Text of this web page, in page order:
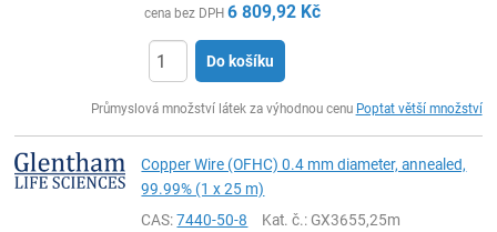
cena bez DPH 6 809,92 Kč
Do košíku
Průmyslová množství látek za výhodnou cenu Poptat větší množství
Copper Wire (OFHC) 0.4 mm diameter, annealed,
99.99% (1 x 25 m)
CAS:7440-50-8 Kat. č.: GX3655,25m